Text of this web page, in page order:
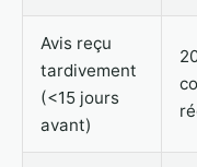
Avis reçu
tardivement
(<15 jours
avant)